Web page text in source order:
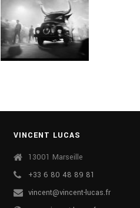
VINCENT LUCAS
13001 Marseille
+33 6 80 48 89 81
vincent@vincent-lucas.fr